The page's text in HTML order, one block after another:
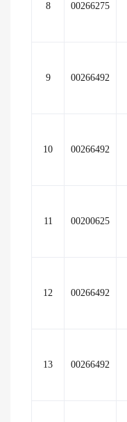
8 00266275
9 00266492
10 00266492
11 00200625
12 00266492
13 00266492